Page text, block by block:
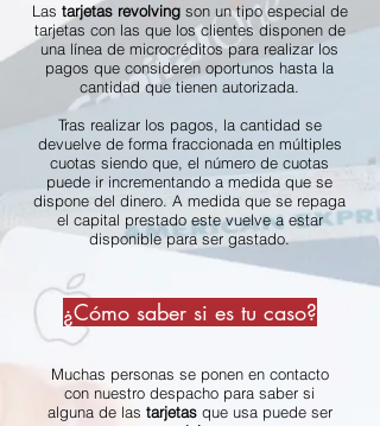
Las tarjetas revolvingson un tipo especial de
tarjetas con las que los clientes disponen de
una línea de microcréditos para realizar los
pagos que consideren oportunos hasta la
cantidad que tienen autorizada.
Tras realizar los pagos, la cantidad se
devuelve de forma fraccionada en múltiples
cuotas siendo que, el número de cuotas
puede ir incrementando a medida que se
dispone del dinero. A medida que se repaga
el capital prestado este vuelve a estar
disponible para ser gastado.
¿Cómo saber si es tu caso?
Muchas personas se ponen en contacto
con nuestro despacho para saber si
alguna de las tarjetasque usa puede ser